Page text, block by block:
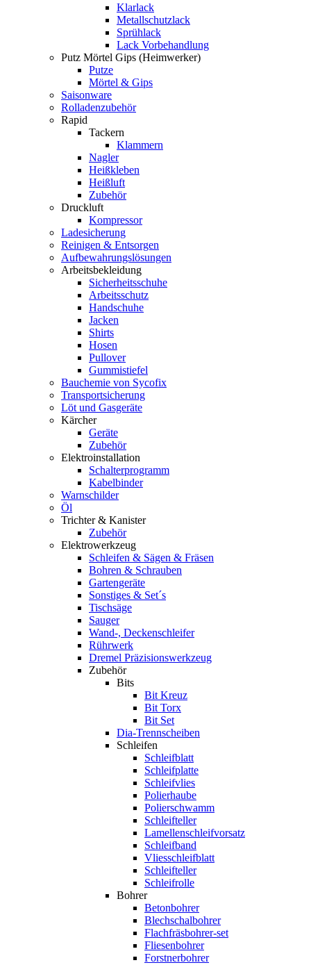
Klarlack
Metallschutzlack
Sprühlack
Lack Vorbehandlung
Putz Mörtel Gips (Heimwerker)
Putze
Mörtel & Gips
Saisonware
Rolladenzubehör
Rapid
Tackern
Klammern
Nagler
Heißkleben
Heißluft
Zubehör
Druckluft
Kompressor
Ladesicherung
Reinigen & Entsorgen
Aufbewahrungslösungen
Arbeitsbekleidung
Sicherheitsschuhe
Arbeitsschutz
Handschuhe
Jacken
Shirts
Hosen
Pullover
Gummistiefel
Bauchemie von Sycofix
Transportsicherung
Löt und Gasgeräte
Kärcher
Geräte
Zubehör
Elektroinstallation
Schalterprogramm
Kabelbinder
Warnschilder
Öl
Trichter & Kanister
Zubehör
Elektrowerkzeug
Schleifen & Sägen & Fräsen
Bohren & Schrauben
Gartengeräte
Sonstiges & Set´s
Tischsäge
Sauger
Wand-, Deckenschleifer
Rührwerk
Dremel Präzisionswerkzeug
Zubehör
Bits
Bit Kreuz
Bit Torx
Bit Set
Dia-Trennscheiben
Schleifen
Schleifblatt
Schleifplatte
Schleifvlies
Polierhaube
Polierschwamm
Schleifteller
Lamellenschleifvorsatz
Schleifband
Vliesschleifblatt
Schleifteller
Schleifrolle
Bohrer
Betonbohrer
Blechschalbohrer
Flachfräsbohrer-set
Fliesenbohrer
Forstnerbohrer